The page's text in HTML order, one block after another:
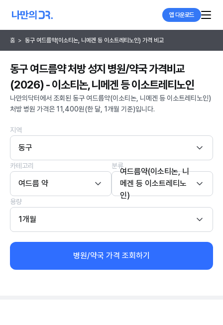
앱 다운로드
홈 > 동구 여드름약(이소티논, 니메겐 등 이소트레티노인) 가격 비교
동구 여드름약 처방 성지 병원/약국 가격비교
(2026) - 이소티논, 니메겐 등 이소트레티노인
나만의닥터에서 조회된 동구 여드름약(이소티논, 니메겐 등 이소트레티노인)
처방 병원 가격은 11,400원(한 달, 1개월 기준)입니다.
지역
동구
카테고리
여드름 약
분류
여드름약(이소티논, 니
메겐 등 이소트레티노
인)
용량
1개월
병원/약국 가격 조회하기